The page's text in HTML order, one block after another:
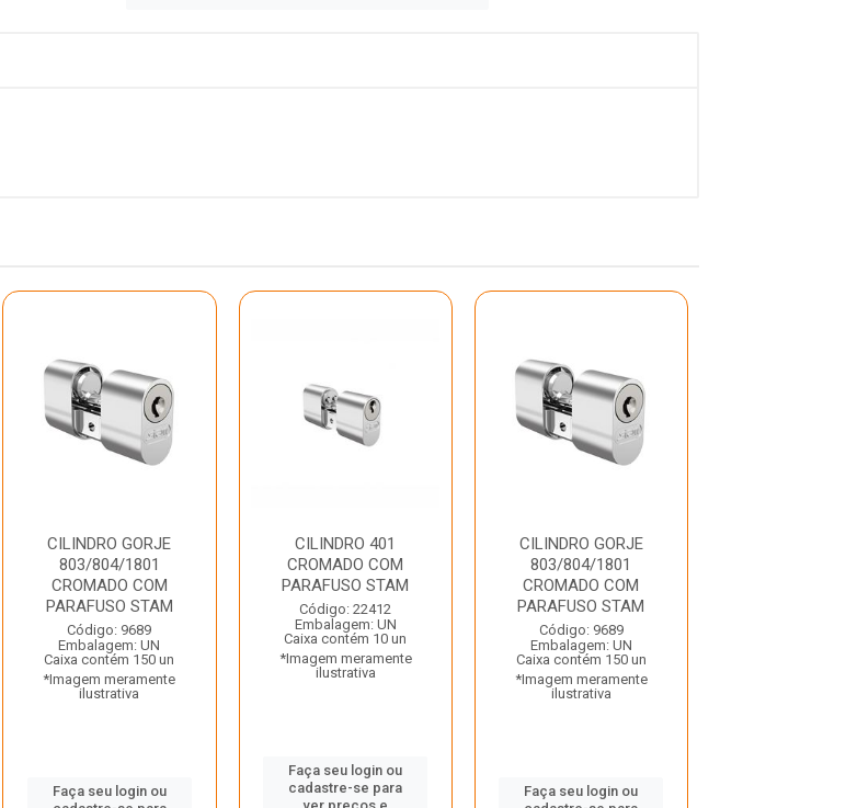
CILINDRO GORJE
803/804/1801
CROMADO COM
PARAFUSO STAM
Código: 9689
Embalagem: UN
Caixa contém 150 un
*Imagem meramente
ilustrativa
Faça seu login ou
CILINDRO 401
CROMADO COM
PARAFUSO STAM
Código: 22412
Embalagem: UN
Caixa contém 10 un
*Imagem meramente
ilustrativa
Faça seu login ou
cadastre-se para
CILINDRO GORJE
803/804/1801
CROMADO COM
PARAFUSO STAM
Código: 9689
Embalagem: UN
Caixa contém 150 un
*Imagem meramente
ilustrativa
Faça seu login ou